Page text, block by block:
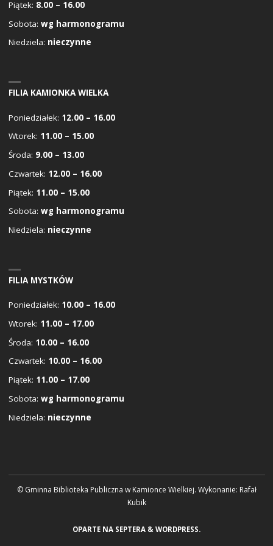
Piątek: 8.00 – 16.00
Sobota: wg harmonogramu
Niedziela: nieczynne
FILIA KAMIONKA WIELKA
Poniedziałek: 12.00 – 16.00
Wtorek: 11.00 – 15.00
Środa: 9.00 – 13.00
Czwartek: 12.00 – 16.00
Piątek: 11.00 – 15.00
Sobota: wg harmonogramu
Niedziela: nieczynne
FILIA MYSTKÓW
Poniedziałek: 10.00 – 16.00
Wtorek: 11.00 – 17.00
Środa: 10.00 – 16.00
Czwartek: 10.00 – 16.00
Piątek: 11.00 – 17.00
Sobota: wg harmonogramu
Niedziela: nieczynne
© Gminna Biblioteka Publiczna w Kamionce Wielkiej. Wykonanie: Rafał
Kubik
OPARTE NA SEPTERA & WORDPRESS.